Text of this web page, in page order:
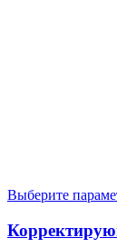
Выберите